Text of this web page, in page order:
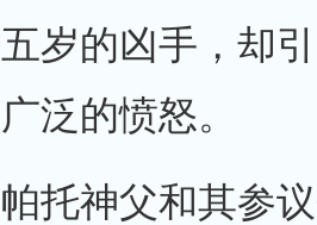
岁的凶手，却
泛的愤怒。
托神父和其参